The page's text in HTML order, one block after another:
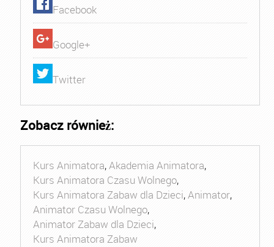
Facebook
Google+
Twitter
Zobacz również:
Kurs Animatora,Akademia Animatora,
Kurs Animatora Czasu Wolnego,
Kurs Animatora Zabaw dla Dzieci,Animator,
Animator Czasu Wolnego,
Animator Zabaw dla Dzieci,
Kurs Animatora Zabaw